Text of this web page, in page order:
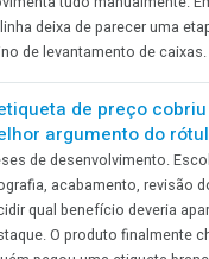
bem impressa
problema
indicação
unha, força,
chegar ao
O fim da
A máquina